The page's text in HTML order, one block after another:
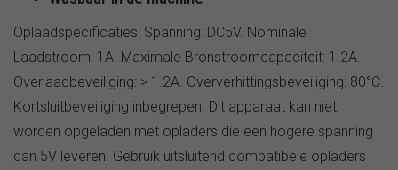
Oplaadspecificaties: Spanning: DC5V. Nominale
Laadstroom: 1A. Maximale Bronstroomcapaciteit: 1.2A.
Overlaadbeveiliging: > 1.2A. Oververhittingsbeveiliging: 80°C.
Kortsluitbeveiliging inbegrepen. Dit apparaat kan niet
worden opgeladen met opladers die een hogere spanning
dan 5V leveren. Gebruik uitsluitend compatibele opladers